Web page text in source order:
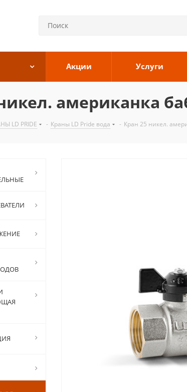
Акции Услуги
американка
LD PRIDE - Краны LD Pride вода - Кран 25 никел.